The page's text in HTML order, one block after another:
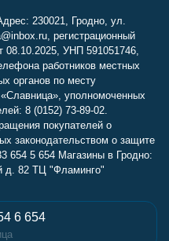
230021, Гродно, ул.
регистрационный
08.10.2025, УНП 591051746,
работников местных
органов по месту
уполномоченных
8 (0152) 73-89-02.
покупателей о
законодательством о защите
654 5 654 Магазины в Гродно:
д. 82 ТЦ "Фламинго"
6 654